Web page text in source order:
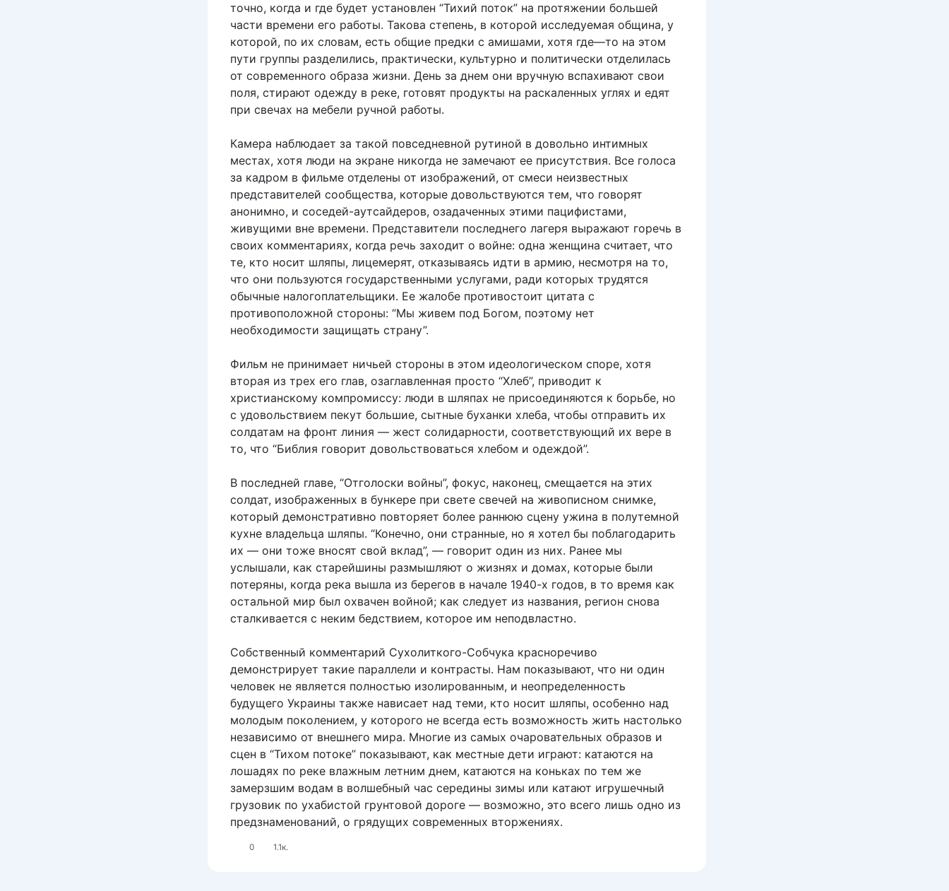
точно, когда и где будет установлен “Тихий поток” на протяжении большей
части времени его работы. Такова степень, в которой исследуемая община, у
которой, по их словам, есть общие предки с амишами, хотя где—то на этом
пути группы разделились, практически, культурно и политически отделилась
от современного образа жизни. День за днем они вручную вспахивают свои
поля, стирают одежду в реке, готовят продукты на раскаленных углях и едят
при свечах на мебели ручной работы.
Камера наблюдает за такой повседневной рутиной в довольно интимных
местах, хотя люди на экране никогда не замечают ее присутствия. Все голоса
за кадром в фильме отделены от изображений, от смеси неизвестных
представителей сообщества, которые довольствуются тем, что говорят
анонимно, и соседей-аутсайдеров, озадаченных этими пацифистами,
живущими вне времени. Представители последнего лагеря выражают горечь в
своих комментариях, когда речь заходит о войне: одна женщина считает, что
те, кто носит шляпы, лицемерят, отказываясь идти в армию, несмотря на то,
что они пользуются государственными услугами, ради которых трудятся
обычные налогоплательщики. Ее жалобе противостоит цитата с
противоположной стороны: “Мы живем под Богом, поэтому нет
необходимости защищать страну”.
Фильм не принимает ничьей стороны в этом идеологическом споре, хотя
вторая из трех его глав, озаглавленная просто “Хлеб”, приводит к
христианскому компромиссу: люди в шляпах не присоединяются к борьбе, но
с удовольствием пекут большие, сытные буханки хлеба, чтобы отправить их
солдатам на фронт линия — жест солидарности, соответствующий их вере в
то, что “Библия говорит довольствоваться хлебом и одеждой”.
В последней главе, “Отголоски войны”, фокус, наконец, смещается на этих
солдат, изображенных в бункере при свете свечей на живописном снимке,
который демонстративно повторяет более раннюю сцену ужина в полутемной
кухне владельца шляпы. “Конечно, они странные, но я хотел бы поблагодарить
их — они тоже вносят свой вклад”, — говорит один из них. Ранее мы
услышали, как старейшины размышляют о жизнях и домах, которые были
потеряны, когда река вышла из берегов в начале 1940-х годов, в то время как
остальной мир был охвачен войной; как следует из названия, регион снова
сталкивается с неким бедствием, которое им неподвластно.
Собственный комментарий Сухолиткого-Собчука красноречиво
демонстрирует такие параллели и контрасты. Нам показывают, что ни один
человек не является полностью изолированным, и неопределенность
будущего Украины также нависает над теми, кто носит шляпы, особенно над
молодым поколением, у которого не всегда есть возможность жить настолько
независимо от внешнего мира. Многие из самых очаровательных образов и
сцен в “Тихом потоке” показывают, как местные дети играют: катаются на
лошадях по реке влажным летним днем, катаются на коньках по тем же
замерзшим водам в волшебный час середины зимы или катают игрушечный
грузовик по ухабистой грунтовой дороге — возможно, это всего лишь одно из
предзнаменований, о грядущих современных вторжениях.
0 1.1к.